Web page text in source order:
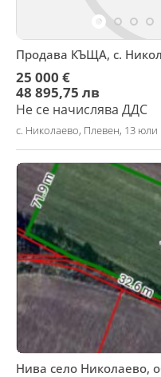
Продава КЪЩА, с.
25 000 €
48 895,75 лв
Не се начислява ДДС
с. Николаево, Плевен, 13 юли
Нива село Николаево,